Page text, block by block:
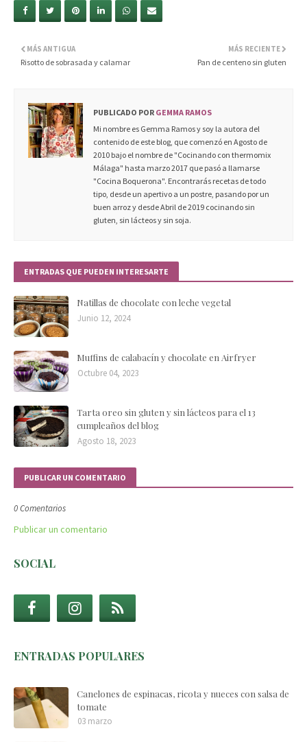
MÁS RECIENTE
Pan de centeno sin gluten
MÁS ANTIGUA
Risotto de sobrasada y calamar
PUBLICADO POR GEMMA RAMOS
Mi nombre es Gemma Ramos y soy la autora del
contenido de este blog, que comenzó en Agosto de
2010 bajo el nombre de "Cocinando con thermomix
Málaga" hasta marzo 2017 que pasó a llamarse
"Cocina Boquerona". Encontrarás recetas de todo
tipo, desde un apertivo a un postre, pasando por un
buen arroz y desde Abril de 2019 cocinando sin
gluten, sin lácteos y sin soja.
ENTRADAS QUE PUEDEN INTERESARTE
Natillas de chocolate con leche vegetal
Junio 12, 2024
Muffins de calabacín y chocolate en Airfryer
Octubre 04, 2023
Tarta oreo sin gluten y sin lácteos para el 13
cumpleaños del blog
Agosto 18, 2023
PUBLICAR UN COMENTARIO
0 Comentarios
Publicar un comentario
SOCIAL
ENTRADAS POPULARES
Canelones de espinacas, ricota y nueces con salsa de
tomate
03 marzo